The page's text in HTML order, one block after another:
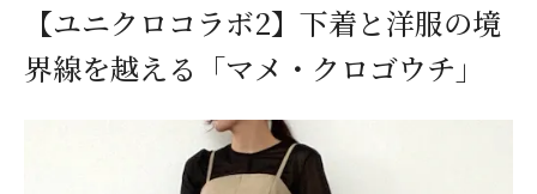
【ユニクロコラボ2】下着と洋服の境
界線を越える「マメ・クロゴウチ」